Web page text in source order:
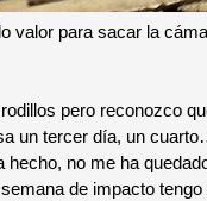
valor para sacar la
pero reconozco
un tercer día, un
hecho, no me ha
de impacto